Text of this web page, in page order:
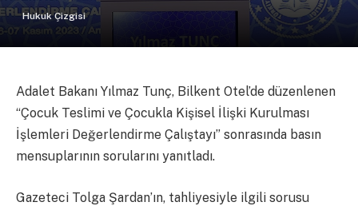
Hukuk Çizgisi
Adalet Bakanı Yılmaz Tunç, Bilkent Otel’de düzenlenen
“Çocuk Teslimi ve Çocukla Kişisel İlişki Kurulması
İşlemleri Değerlendirme Çalıştayı” sonrasında basın
mensuplarının sorularını yanıtladı.
Gazeteci Tolga Şardan’ın, tahliyesiyle ilgili sorusu